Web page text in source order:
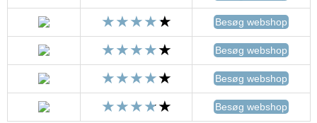
Besøg webshop
Besøg webshop
Besøg webshop
Besøg webshop